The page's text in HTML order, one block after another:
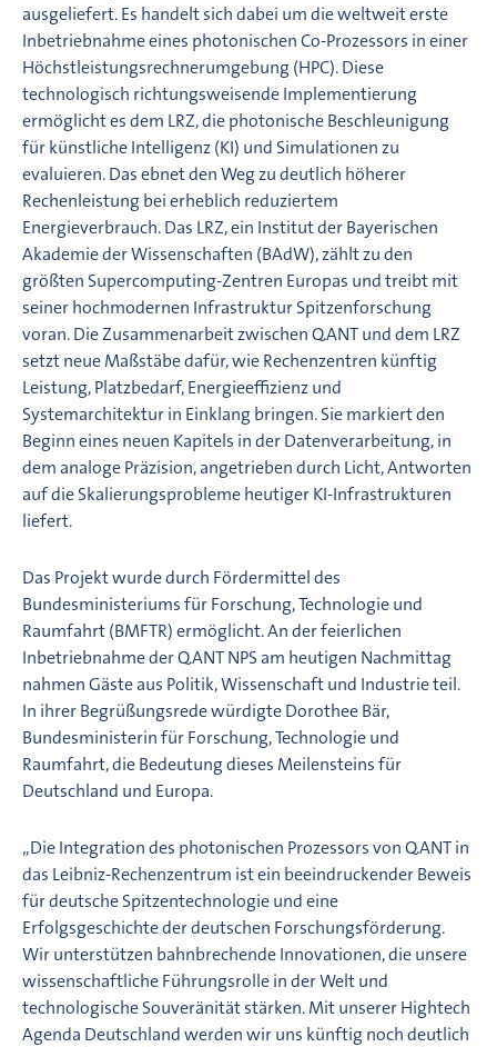
ausgeliefert. Es handelt sich dabei um die weltweit erste
Inbetriebnahme eines photonischen Co-Prozessors in einer
Höchstleistungsrechnerumgebung (HPC). Diese
technologisch richtungsweisende Implementierung
ermöglicht es dem LRZ, die photonische Beschleunigung
für künstliche Intelligenz (KI) und Simulationen zu
evaluieren. Das ebnet den Weg zu deutlich höherer
Rechenleistung bei erheblich reduziertem
Energieverbrauch. Das LRZ, ein Institut der Bayerischen
Akademie der Wissenschaften (BAdW), zählt zu den
größten Supercomputing-Zentren Europas und treibt mit
seiner hochmodernen Infrastruktur Spitzenforschung
voran. Die Zusammenarbeit zwischen Q.ANT und dem LRZ
setzt neue Maßstäbe dafür, wie Rechenzentren künftig
Leistung, Platzbedarf, Energieeffizienz und
Systemarchitektur in Einklang bringen. Sie markiert den
Beginn eines neuen Kapitels in der Datenverarbeitung, in
dem analoge Präzision, angetrieben durch Licht, Antworten
auf die Skalierungsprobleme heutiger KI-Infrastrukturen
liefert.
Das Projekt wurde durch Fördermittel des
Bundesministeriums für Forschung, Technologie und
Raumfahrt (BMFTR) ermöglicht. An der feierlichen
Inbetriebnahme der Q.ANT NPS am heutigen Nachmittag
nahmen Gäste aus Politik, Wissenschaft und Industrie teil.
In ihrer Begrüßungsrede würdigte Dorothee Bär,
Bundesministerin für Forschung, Technologie und
Raumfahrt, die Bedeutung dieses Meilensteins für
Deutschland und Europa.
„Die Integration des photonischen Prozessors von Q.ANT in
das Leibniz-Rechenzentrum ist ein beeindruckender Beweis
für deutsche Spitzentechnologie und eine
Erfolgsgeschichte der deutschen Forschungsförderung.
Wir unterstützen bahnbrechende Innovationen, die unsere
wissenschaftliche Führungsrolle in der Welt und
technologische Souveränität stärken. Mit unserer Hightech
Agenda Deutschland werden wir uns künftig noch deutlich